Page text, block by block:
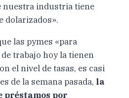
nuestra industria tiene
dolarizados».
las pymes «para
trabajo hoy la tienen
el nivel de tasas, es casi
de la semana pasada, la
préstamos por